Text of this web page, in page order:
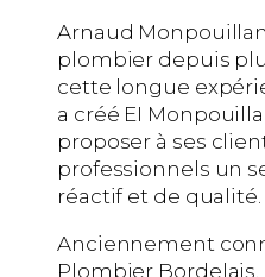
Arnaud
plombier depuis
cette longue
a créé EI
proposer à ses
professionnels un
réactif et de qualité.
Anciennement
Plombier